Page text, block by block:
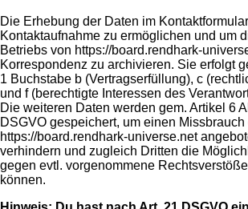
Die Erhebung der Daten im
Kontaktaufnahme zu ermöglichen und um
Betriebs von https://board.rendhark-
Korrespondenz zu archivieren. Sie erfolgt
1 Buchstabe b (Vertragserfüllung), c
und f (berechtigte Interessen des
Die weiteren Daten werden gem. Artikel 6
DSGVO gespeichert, um einen Missbrauch
https://board.rendhark-universe.net
verhindern und zugleich Dritten die
gegen evtl. vorgenommene
können.